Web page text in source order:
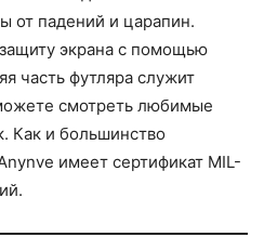
от падений и царапин.
экрана с помощью
часть футляра служит
смотреть любимые
Как и большинство
имеет сертификат MIL-